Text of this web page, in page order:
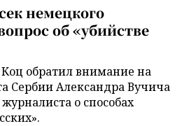
немецкого
об «убийстве
обратил внимание на
Сербии Александра Вучича
о способах